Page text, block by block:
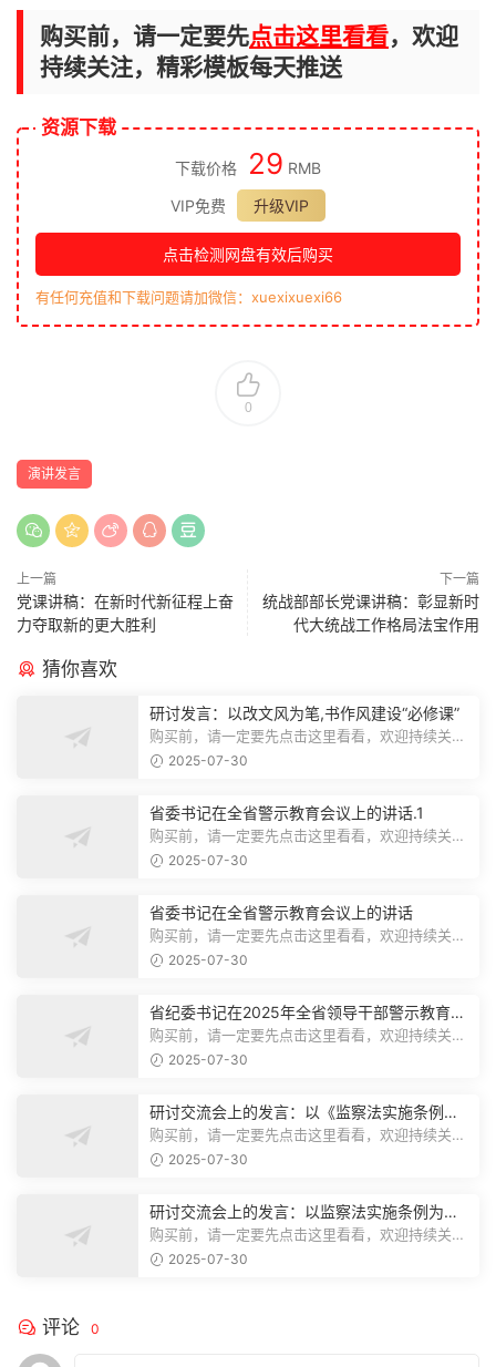
购买前，请一定要先点击这里看看，欢迎
持续关注，精彩模板每天推送
资源下载
下载价格 29 RMB
VIP免费
升级VIP
点击检测网盘有效后购买
有任何充值和下载问题请加微信：xuexixuexi66
0
演讲发言
上一篇
党课讲稿：在新时代新征程上奋
力夺取新的更大胜利
下一篇
统战部部长党课讲稿：彰显新时
代大统战工作格局法宝作用
猜你喜欢
研讨发言：以改文风为笔,书作风建设“必修课”
购买前，请一定要先点击这里看看，欢迎持续关
注，精彩模板每天推送预览结束，本文...
2025-07-30
省委书记在全省警示教育会议上的讲话.1
购买前，请一定要先点击这里看看，欢迎持续关
注，精彩模板每天推送预览结束，本文...
2025-07-30
省委书记在全省警示教育会议上的讲话
购买前，请一定要先点击这里看看，欢迎持续关
注，精彩模板每天推送预览结束，本文...
2025-07-30
省纪委书记在2025年全省领导干部警示教育会
上的讲话.1
购买前，请一定要先点击这里看看，欢迎持续关
注，精彩模板每天推送预览结束，本文...
2025-07-30
研讨交流会上的发言：以《监察法实施条例》
为纲,推动巡察工作高质量发展
购买前，请一定要先点击这里看看，欢迎持续关
注，精彩模板每天推送预览结束，本文...
2025-07-30
研讨交流会上的发言：以监察法实施条例为纲
推动巡察工作高质量发展
购买前，请一定要先点击这里看看，欢迎持续关
注，精彩模板每天推送预览结束，本文...
2025-07-30
评论 0